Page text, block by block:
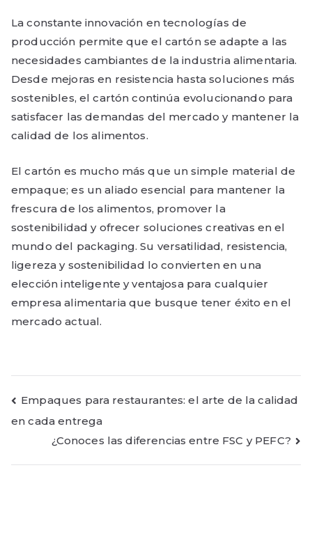
La constante innovación en tecnologías de
producción permite que el cartón se adapte a las
necesidades cambiantes de la industria alimentaria.
Desde mejoras en resistencia hasta soluciones más
sostenibles, el cartón continúa evolucionando para
satisfacer las demandas del mercado y mantener la
calidad de los alimentos.
El cartón es mucho más que un simple material de
empaque; es un aliado esencial para mantener la
frescura de los alimentos, promover la
sostenibilidad y ofrecer soluciones creativas en el
mundo del packaging. Su versatilidad, resistencia,
ligereza y sostenibilidad lo convierten en una
elección inteligente y ventajosa para cualquier
empresa alimentaria que busque tener éxito en el
mercado actual.
Navegación
entradas
Empaques para restaurantes: el arte de la calidad
en cada entrega
¿Conoces las diferencias entre FSC y PEFC?